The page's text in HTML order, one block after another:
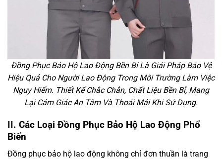
Đồng Phục Bảo Hộ Lao Động Bền Bỉ Là Giải Pháp Bảo Vệ
Hiệu Quả Cho Người Lao Động Trong Môi Trường Làm Việc
Nguy Hiểm. Thiết Kế Chắc Chắn, Chất Liệu Bền Bỉ, Mang
Lại Cảm Giác An Tâm Và Thoải Mái Khi Sử Dụng.
II. Các Loại Đồng Phục Bảo Hộ Lao Động Phổ
Biến
Đồng phục bảo hộ lao động không chỉ đơn thuần là trang